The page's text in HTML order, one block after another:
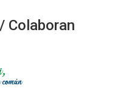
Colaboran